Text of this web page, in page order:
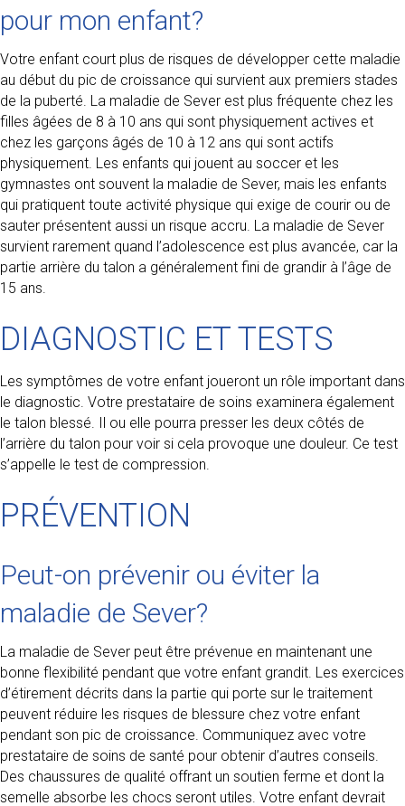
pour mon enfant?
Votre enfant court plus de risques de développer cette maladie
au début du pic de croissance qui survient aux premiers stades
de la puberté. La maladie de Sever est plus fréquente chez les
filles âgées de 8 à 10 ans qui sont physiquement actives et
chez les garçons âgés de 10 à 12 ans qui sont actifs
physiquement. Les enfants qui jouent au soccer et les
gymnastes ont souvent la maladie de Sever, mais les enfants
qui pratiquent toute activité physique qui exige de courir ou de
sauter présentent aussi un risque accru. La maladie de Sever
survient rarement quand l’adolescence est plus avancée, car la
partie arrière du talon a généralement fini de grandir à l’âge de
15 ans.
DIAGNOSTIC ET TESTS
Les symptômes de votre enfant joueront un rôle important dans
le diagnostic. Votre prestataire de soins examinera également
le talon blessé. Il ou elle pourra presser les deux côtés de
l’arrière du talon pour voir si cela provoque une douleur. Ce test
s’appelle le test de compression.
PRÉVENTION
Peut-on prévenir ou éviter la
maladie de Sever?
La maladie de Sever peut être prévenue en maintenant une
bonne flexibilité pendant que votre enfant grandit. Les exercices
d’étirement décrits dans la partie qui porte sur le traitement
peuvent réduire les risques de blessure chez votre enfant
pendant son pic de croissance. Communiquez avec votre
prestataire de soins de santé pour obtenir d’autres conseils.
Des chaussures de qualité offrant un soutien ferme et dont la
semelle absorbe les chocs seront utiles. Votre enfant devrait